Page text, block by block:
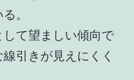
。
て望ましい傾向で
引きが見えにくく